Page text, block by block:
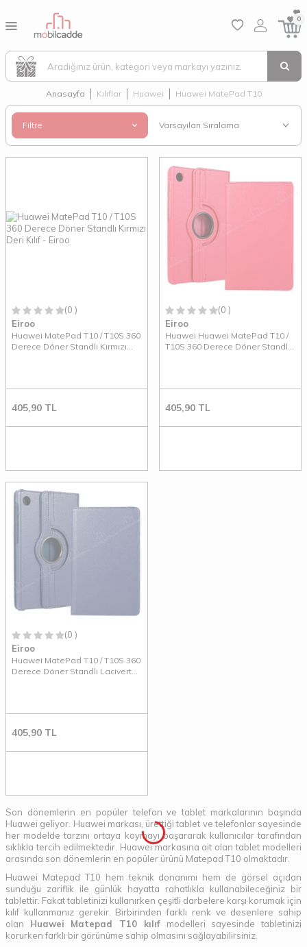
0
Anasayfa Kılıflar Huawei Huawei MatePad T10
Filtre
(0 )
Eiroo
Huawei MatePad T10 / T10S 360
Derece Döner Standlı Kırmızı
405,90 TL
(0 )
Eiroo
Huawei Huawei MatePad T10 /
T10S 360 Derece Döner Standlı
405,90 TL
(0 )
Eiroo
Huawei MatePad T10 / T10S 360
Derece Döner Standlı Lacivert
405,90 TL
Son dönemlerin en popüler telefon ve tablet markalarının başında
Huawei geliyor. Huawei markası, ürettiği tablet ve telefonlar sayesinde
her modelde tarzını ortaya koymayı başararak kullanıcılar tarafından
sıklıkla tercih edilmektedir. Huawei markasına ait olan tablet modelleri
arasında son dönemlerin en popüler ürünü Matepad T10 olmaktadır.
Huawei Matepad T10 hem teknik donanımı hem de görsel açıdan
sunduğu zariflik ile günlük hayatta rahatlıkla kullanabileceğiniz bir
tablettir. Fakat tabletinizi kullanırken çeşitli darbelere karşı korumak için
kılıf kullanmanız gerekir. Birbirinden farklı renk ve desenlere sahip
olan Huawei Matepad T10 kılıf modelleri sayesinde tabletinizi
korurken farklı bir görünüme sahip olmasını sağlayabilirsiniz.